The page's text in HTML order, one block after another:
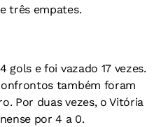
três empates.
gols e foi vazado 17 vezes.
também foram
Por duas vezes, o Vitória
por 4 a 0.